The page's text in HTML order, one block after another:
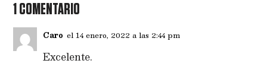
1 COMENTARIO
Caro el 14 enero, 2022 a las 2:44 pm
Excelente.